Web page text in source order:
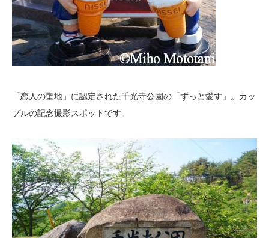
「恋人の聖地」に認定された千光寺公園の「ずっと愛す」。カッ
プルの記念撮影スポットです。